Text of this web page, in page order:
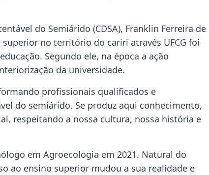
do Semiárido (CDSA), Franklin Ferreira de
no território do cariri através UFCG foi
Segundo ele, na época a ação
da universidade.
profissionais qualificados e
do semiárido. Se produz aqui conhecimento,
respeitando a nossa cultura, nossa história e
em Agroecologia em 2021. Natural do
ao ensino superior mudou a sua realidade e